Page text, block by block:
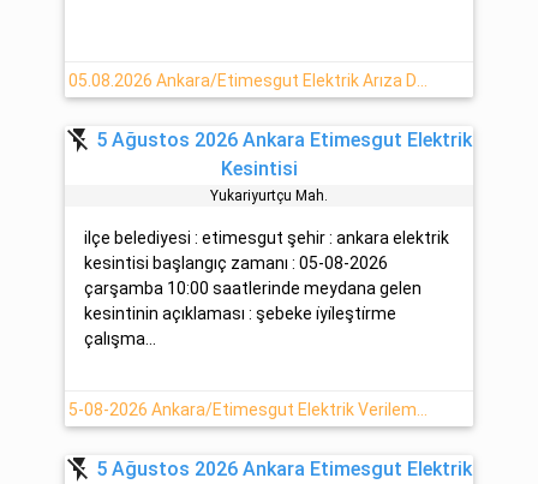
flash_off 5 Ağustos 2026 Ankara Etimesgut Elektrik
Kesintisi
Yukariyurtçu Mah.
ilçe belediyesi : etimesgut şehir : ankara elektrik
kesintisi başlangıç zamanı : 05-08-2026
çarşamba 10:00 saatlerinde meydana gelen
kesintinin açıklaması : şebeke i̇yi̇leşti̇rme
çalışma...
flash_off 5 Ağustos 2026 Ankara Etimesgut Elektrik